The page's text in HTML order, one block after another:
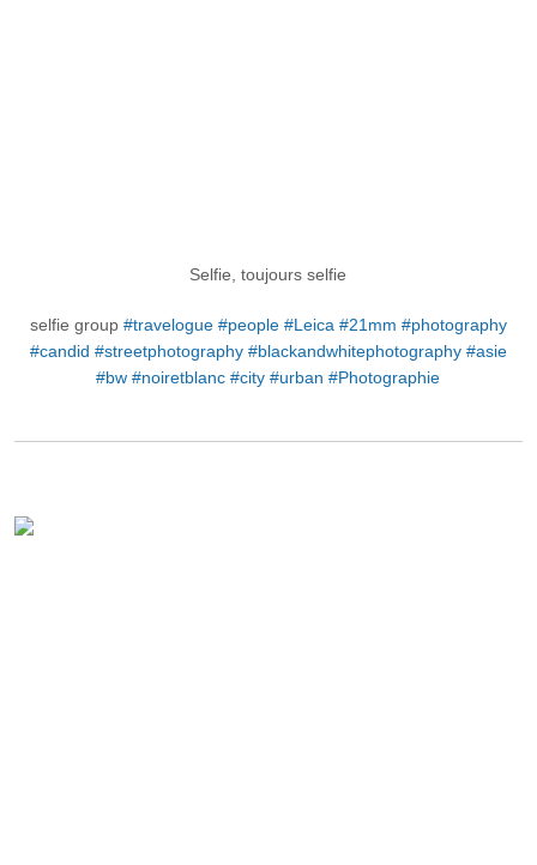
Selfie, toujours selfie
selfie group #travelogue #people #Leica #21mm #photography
#candid #streetphotography #blackandwhitephotography #asie
#bw #noiretblanc #city #urban #Photographie